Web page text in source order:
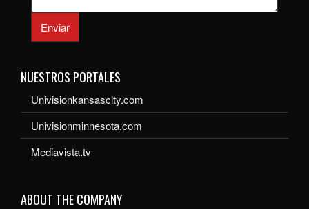
Enviar
NUESTROS PORTALES
Univisionkansascity.com
Univisionminnesota.com
Mediavista.tv
ABOUT THE COMPANY